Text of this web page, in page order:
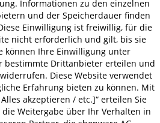
Impressum
HOLZ-LEUTE
Mehrwertsteuer zzgl.Versandkosten.
Informationen zu den einzelnen
und der Speicherdauer finden
Einwilligung ist freiwillig, für die
nicht erforderlich und gilt, bis sie
können Ihre Einwilligung unter
bestimmte Drittanbieter erteilen und
Diese Website verwendet
Erfahrung bieten zu können. Mit
akzeptieren / etc.]“ erteilen Sie
Weitergabe über Ihr Verhalten in